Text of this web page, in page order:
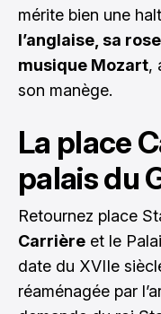
mérite bien une
l’anglaise, sa
musique Mozart,
son manège.
La place
palais du
Retournez place
Carrière et le
date du XVIIe
réaménagée par